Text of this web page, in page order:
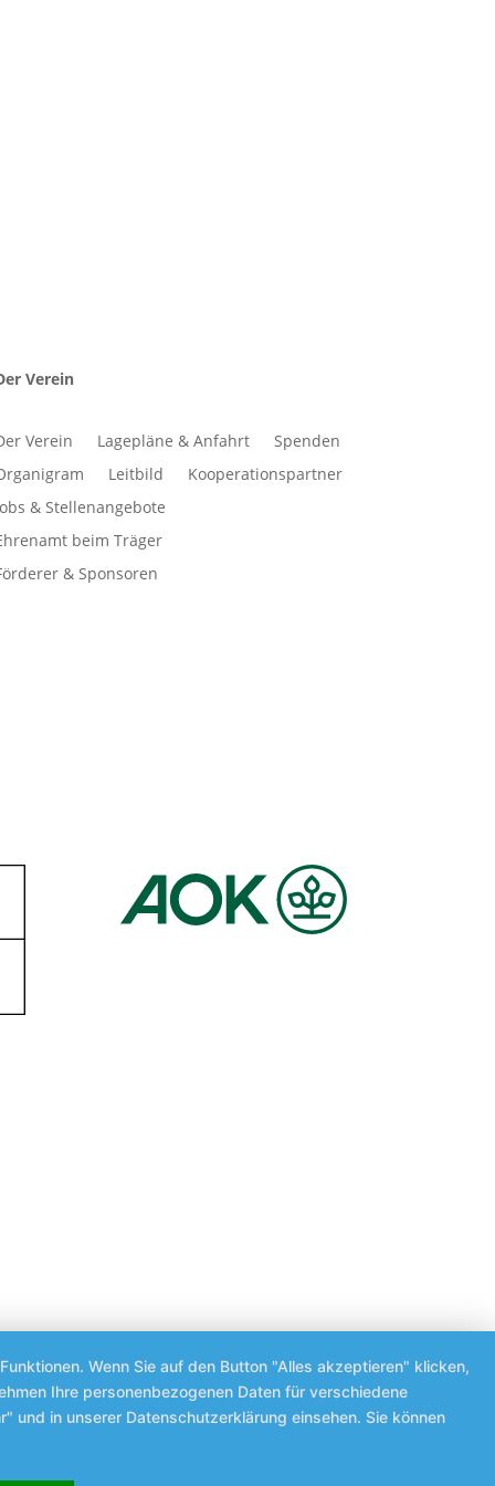
Verein
Verein Lagepläne & Anfahrt
Spenden
Leitbild
Kooperationspartner
& Stellenangebote
beim Träger
& Sponsoren
Wenn Sie auf den Button "Alles akzeptieren" klicken,
Ihre personenbezogenen Daten für verschiedene
und in unserer Datenschutzerklärung einsehen. Sie können